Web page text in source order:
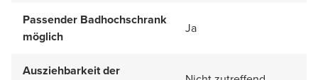
Passender Badhochschrank
möglich
Ja
Ausziehbarkeit der